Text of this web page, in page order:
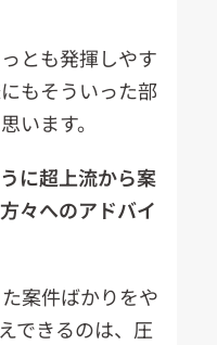
とも発揮しやす
もそういった部
います。
に超上流から案
々へのアドバイ
案件ばかりをや
できるのは、圧